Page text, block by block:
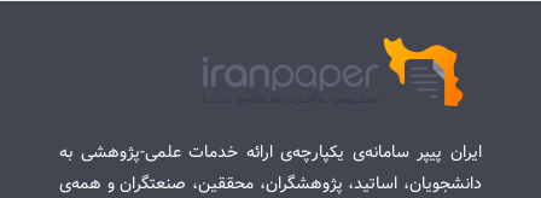
ایران پیپر سامانه‌ی یکپارچه‌ی ارائه خدمات علمی-پژوهشی به
دانشجویان، اساتید، پژوهشگران، محققین، صنعتگران و همه‌ی